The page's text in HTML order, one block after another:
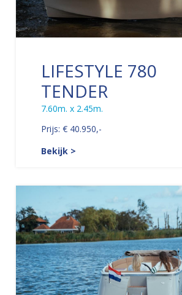
LIFESTYLE 780
TENDER
7.60m. x 2.45m.
Prijs: € 40.950,-
Bekijk >